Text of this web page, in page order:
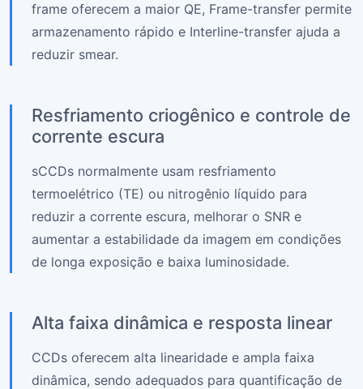
frame oferecem a maior QE, Frame-transfer permite
armazenamento rápido e Interline-transfer ajuda a
reduzir smear.
Resfriamento criogênico e controle de
corrente escura
sCCDs normalmente usam resfriamento
termoelétrico (TE) ou nitrogênio líquido para
reduzir a corrente escura, melhorar o SNR e
aumentar a estabilidade da imagem em condições
de longa exposição e baixa luminosidade.
Alta faixa dinâmica e resposta linear
CCDs oferecem alta linearidade e ampla faixa
dinâmica, sendo adequados para quantificação de